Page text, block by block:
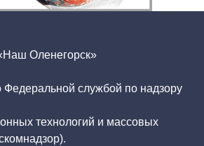
Оленегорск»
Федеральной службой по надзору
технологий и массовых